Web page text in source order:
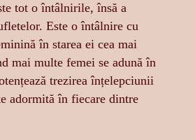
tot o întâlnirile, însă a
Este o întâlnire cu
în starea ei cea mai
mai multe femei se adună în
trezirea înțelepciunii
adormită în fiecare dintre